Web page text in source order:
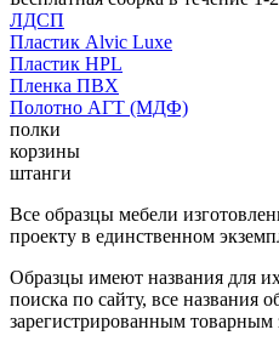
ЛДСП
Пластик Alvic Luxe
Пластик HPL
Пленка ПВХ
Полотно АГТ (МДФ)
полки
корзины
штанги
Все образцы мебели
проекту в единственном
Образцы имеют названия для
поиска по сайту, все названия
зарегистрированным товарным